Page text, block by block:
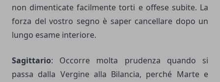
non dimenticate facilmente torti e offese subite. La
forza del vostro segno è saper cancellare dopo un
lungo esame interiore.
Sagittario: Occorre molta prudenza quando si
passa dalla Vergine alla Bilancia, perché Marte e